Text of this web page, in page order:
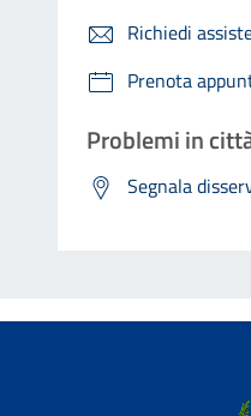
Richiedi
Prenota
Problemi in
Segnala